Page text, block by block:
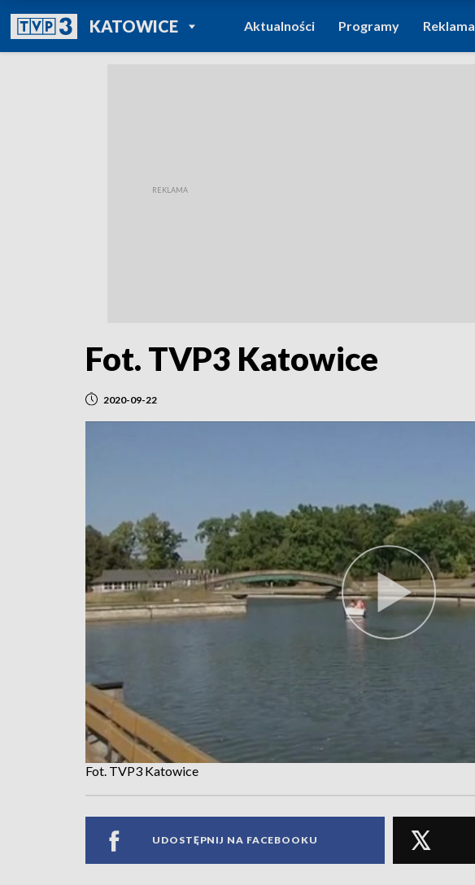
KATOWICEPOWRÓT DO
TVP REGIONY
Aktualności Programy Reklama
Fot. TVP3 Katowice
2020-09-22
Fot. TVP3 Katowice
UDOSTĘPNIJ NA FACEBOOKU